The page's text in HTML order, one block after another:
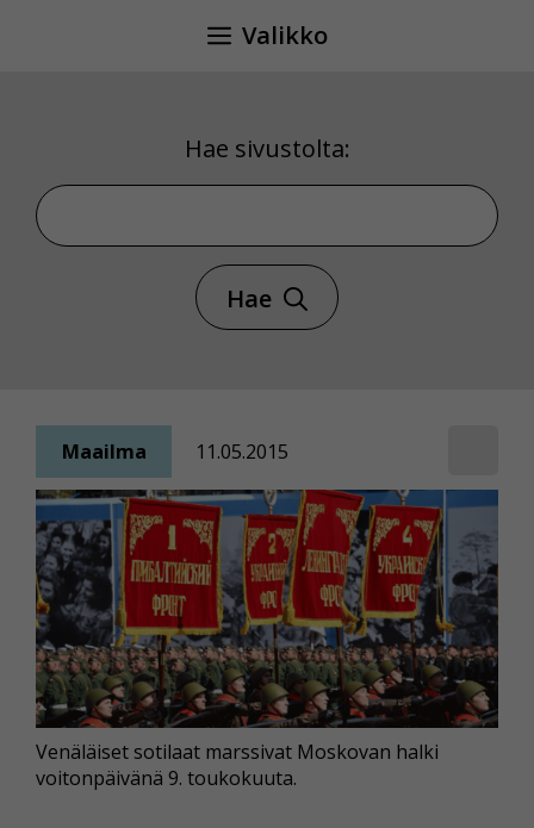
Valikko
Hae sivustolta:
Hae sivustolta
Hae
Maailma 11.05.2015
Venäläiset sotilaat marssivat Moskovan halki
voitonpäivänä 9. toukokuuta.